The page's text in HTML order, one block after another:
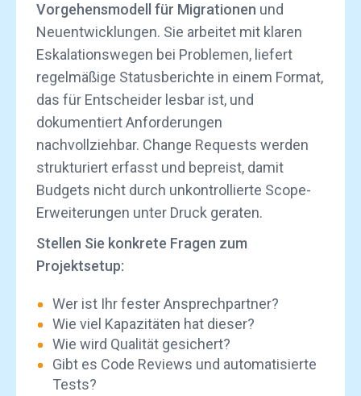
Vorgehensmodell für Migrationen und
Neuentwicklungen. Sie arbeitet mit klaren
Eskalationswegen bei Problemen, liefert
regelmäßige Statusberichte in einem Format,
das für Entscheider lesbar ist, und
dokumentiert Anforderungen
nachvollziehbar. Change Requests werden
strukturiert erfasst und bepreist, damit
Budgets nicht durch unkontrollierte Scope-
Erweiterungen unter Druck geraten.
Stellen Sie konkrete Fragen zum
Projektsetup:
Wer ist Ihr fester Ansprechpartner?
Wie viel Kapazitäten hat dieser?
Wie wird Qualität gesichert?
Gibt es Code Reviews und automatisierte
Tests?